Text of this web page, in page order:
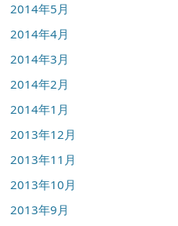
2014年5月
2014年4月
2014年3月
2014年2月
2014年1月
2013年12月
2013年11月
2013年10月
2013年9月